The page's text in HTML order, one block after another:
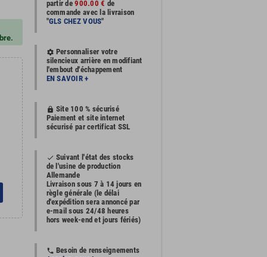
partir de900.00 € de
commande avec la livraison
"GLS CHEZ VOUS"
settings Personnaliser votre
silencieux arrière en modifiant
l'embout d'échappement
EN SAVOIR +
https Site 100 % sécurisé
Paiement et site internet
sécurisé par certificat SSL
done Suivant l'état des stocks
de l'usine de production
Allemande
Livraison sous 7 à 14 jours en
règle générale (le délai
d'expédition sera annoncé par
e-mail sous 24/48 heures
hors week-end et jours fériés)
phone Besoin de renseignements